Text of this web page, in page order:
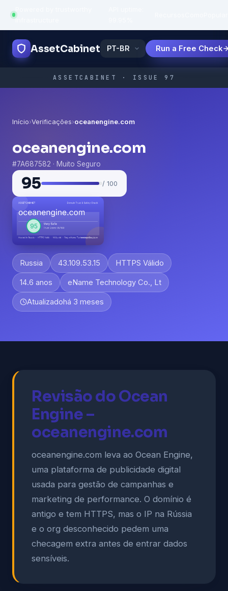
infrastructure
AssetCabinet Run a Free Check
ASSETCABINET · ISSUE 97
Início›Verificações›oceanengine.com
oceanengine.com
#7A687582 · Muito Seguro
95 / 100
Russia 43.109.53.15 HTTPS Válido
14.6 anos eName Technology Co., Lt
Atualizadohá 3 meses
Revisão do Ocean
Engine –
oceanengine.com
oceanengine.com leva ao Ocean Engine,
uma plataforma de publicidade digital
usada para gestão de campanhas e
marketing de performance. O domínio é
antigo e tem HTTPS, mas o IP na Rússia
e o org desconhecido pedem uma
checagem extra antes de entrar dados
sensíveis.